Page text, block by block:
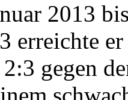
2013
erreichte
gegen